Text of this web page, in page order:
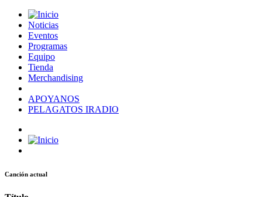
Noticias
Eventos
Programas
Equipo
Tienda
Merchandising
APOYANOS
PELAGATOS IRADIO
Canción actual